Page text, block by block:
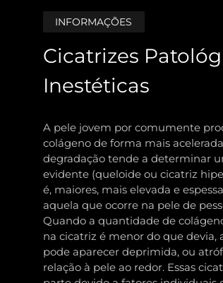
INFORMAÇÕES
Cicatrizes
Inestéticas
A pele jovem por comumente
colágeno de forma mais
degradação tende a determinar
evidente (queloide ou cicatriz
é, maiores, mais elevada e
aquela que ocorre na pele de
Quando a quantidade de
na cicatriz é menor do que devia,
pode aparecer deprimida, ou
relação à pele ao redor. Essas